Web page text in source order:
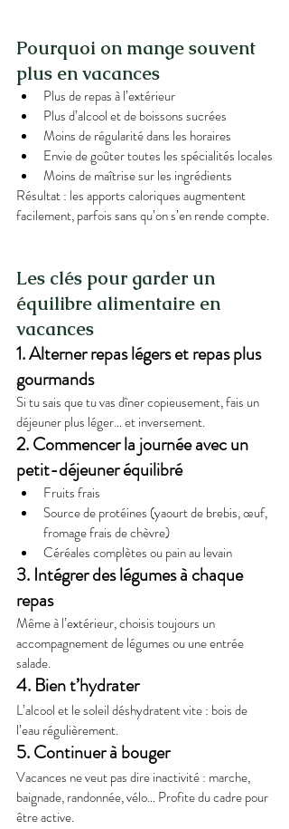
Pourquoi on mange souvent
plus en vacances
Plus de repas à l’extérieur
Plus d’alcool et de boissons sucrées
Moins de régularité dans les horaires
Envie de goûter toutes les spécialités locales
Moins de maîtrise sur les ingrédients
Résultat : les apports caloriques augmentent
facilement, parfois sans qu’on s’en rende compte.
Les clés pour garder un
équilibre alimentaire en
vacances
1. Alterner repas légers et repas plus
gourmands
Si tu sais que tu vas dîner copieusement, fais un
déjeuner plus léger… et inversement.
2. Commencer la journée avec un
petit-déjeuner équilibré
Fruits frais
Source de protéines (yaourt de brebis, œuf,
fromage frais de chèvre)
Céréales complètes ou pain au levain
3. Intégrer des légumes à chaque
repas
Même à l’extérieur, choisis toujours un
accompagnement de légumes ou une entrée
salade.
4. Bien t’hydrater
L’alcool et le soleil déshydratent vite : bois de
l’eau régulièrement.
5. Continuer à bouger
Vacances ne veut pas dire inactivité : marche,
baignade, randonnée, vélo… Profite du cadre pour
être active.